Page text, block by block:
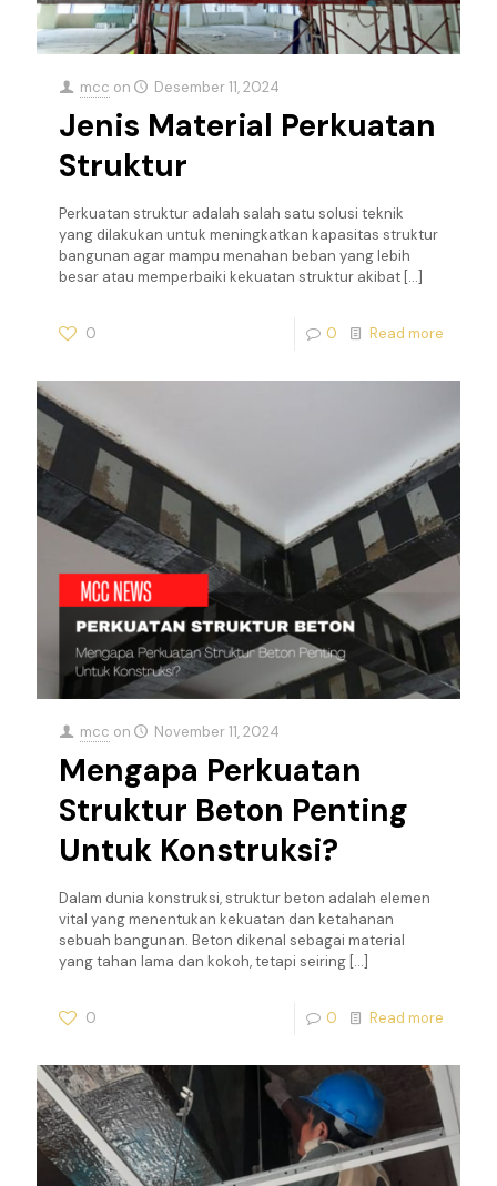
mcc on Desember 11, 2024
Jenis Material Perkuatan
Struktur
Perkuatan struktur adalah salah satu solusi teknik
yang dilakukan untuk meningkatkan kapasitas struktur
bangunan agar mampu menahan beban yang lebih
besar atau memperbaiki kekuatan struktur akibat […]
0 0 Read more
mcc on November 11, 2024
Mengapa Perkuatan
Struktur Beton Penting
Untuk Konstruksi?
Dalam dunia konstruksi, struktur beton adalah elemen
vital yang menentukan kekuatan dan ketahanan
sebuah bangunan. Beton dikenal sebagai material
yang tahan lama dan kokoh, tetapi seiring […]
0 0 Read more